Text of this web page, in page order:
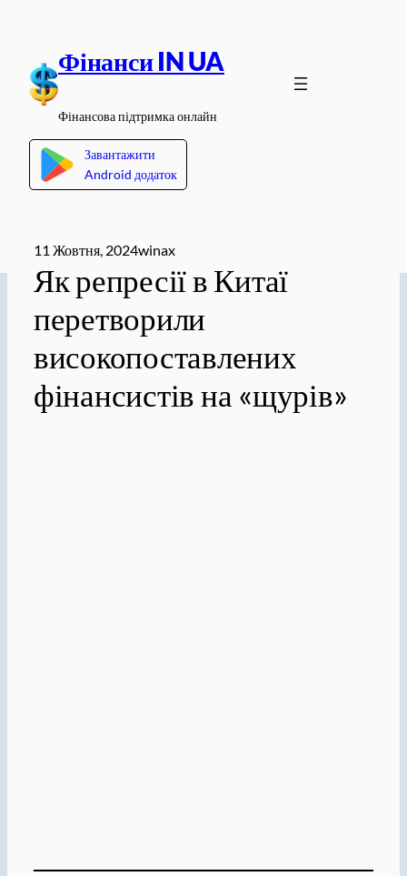
вмісту
Фінанси IN UA
Фінансова підтримка онлайн
Завантажити
Android додаток
11 Жовтня, 2024winax
Як репресії в Китаї
перетворили
високопоставлених
фінансистів на «щурів»